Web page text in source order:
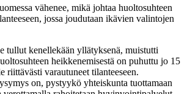
vähenee, mikä johtaa huoltosuhteen
jossa joudutaan ikävien valintojen
tullut kenellekään yllätyksenä, muistutti
heikkenemisestä on puhuttu jo 15
riittävästi varautuneet tilanteeseen.
on, pystyykö yhteiskunta tuottamaan